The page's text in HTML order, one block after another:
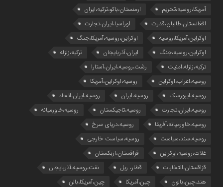
آمریکا،روسیه،تحریم
ارمنستان،باکو،ترکیه،ایران
افغانستان،طالبان،قدرت
اوراسیا،ایران،تجارت
اوکراین،آمریکا،روسیه
اوکراین،روسیه،آمریکا،جنگ
اوکراین،روسیه،جنگ
ایران،آذربایجان
ترکیه،زلزله
ترکیه،زلزله،امنیت
رشت،روسیه،ایران،آستارا
روسیه،اعراب،اوکراین
روسیه،اوکراین،آمریکا
روسیه،ایبورسک
روسیه،ایران
روسیه،ایران،اتحاد
روسیه،ایران،تجارت
روسیه،تاجیکستان
روسیه،خاورمیانه
روسیه،خاورمیانه،آفریقا
روسیه،دریای سرخ
روسیه،سند،سیاست
روسیه،سیاست خارجی
غلات،روسیه،اوکراین
قزاقستان،ازبکستان
قزاقستان،انتخابات
قطار، ریل
نفت،روسیه،آذربایجان
هند،چین،بالون
چین،آمریکا
چین،آمریکا،بالن